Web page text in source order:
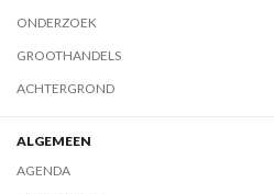
ONDERZOEK
GROOTHANDELS
ACHTERGROND
ALGEMEEN
AGENDA